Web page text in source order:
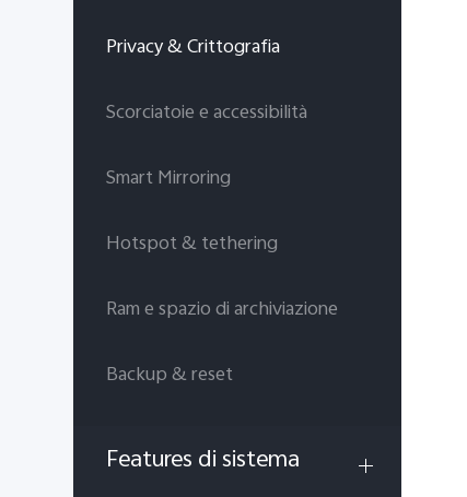
Privacy & Crittografia
Scorciatoie e accessibilità
Smart Mirroring
Hotspot & tethering
Ram e spazio di archiviazione
Backup & reset
Features di sistema